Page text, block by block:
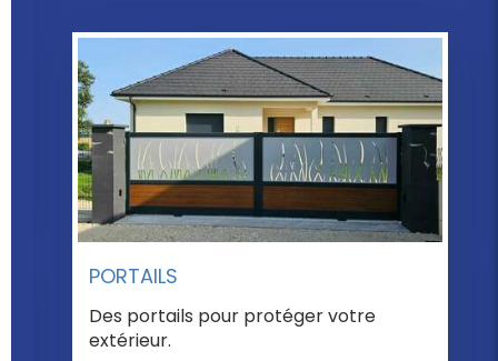
PORTES D’ENTRÉE
Découvrez nos portes d’entrée.
En savoir plus